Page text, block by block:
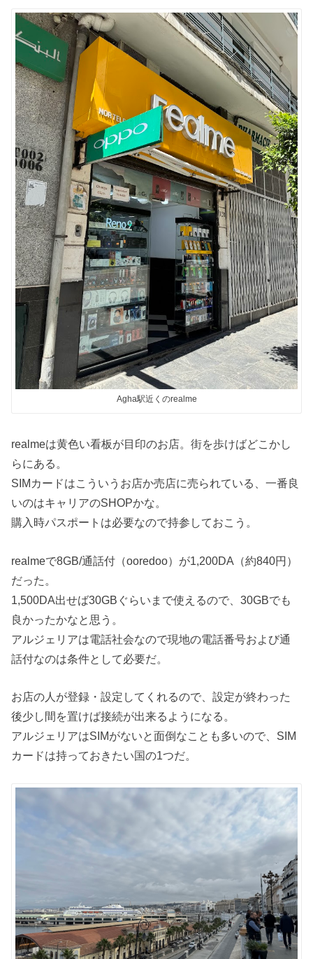
Agha駅近くのrealme
realmeは黄色い看板が目印のお店。街を歩けばどこかし
らにある。
SIMカードはこういうお店か売店に売られている、一番良
いのはキャリアのSHOPかな。
購入時パスポートは必要なので持参しておこう。
realmeで8GB/通話付（ooredoo）が1,200DA（約840円）
だった。
1,500DA出せば30GBぐらいまで使えるので、30GBでも
良かったかなと思う。
アルジェリアは電話社会なので現地の電話番号および通
話付なのは条件として必要だ。
お店の人が登録・設定してくれるので、設定が終わった
後少し間を置けば接続が出来るようになる。
アルジェリアはSIMがないと面倒なことも多いので、SIM
カードは持っておきたい国の1つだ。